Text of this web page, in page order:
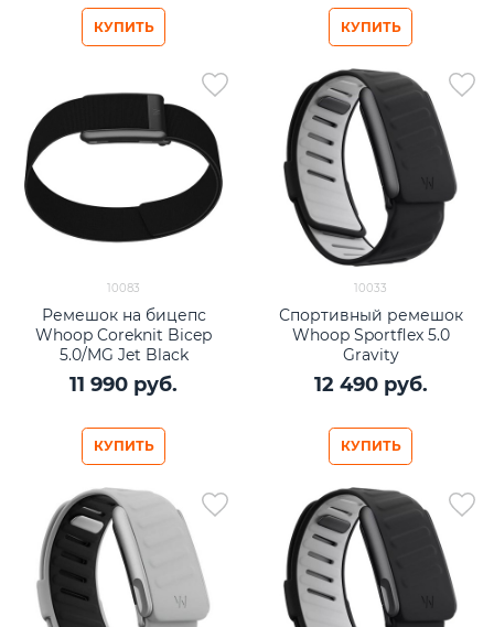
КУПИТЬ КУПИТЬ
10083
Ремешок на бицепс
Whoop Coreknit Bicep
5.0/MG Jet Black
11 990 руб.
КУПИТЬ
10033
Спортивный ремешок
Whoop Sportflex 5.0
Gravity
12 490 руб.
КУПИТЬ